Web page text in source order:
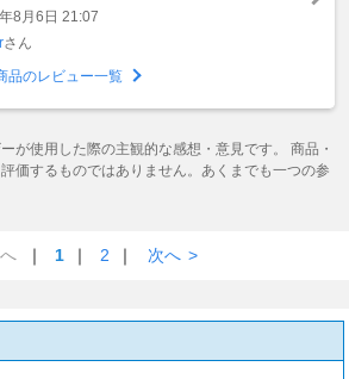
8月6日 21:07
さん
品のレビュー一覧
が使用した際の主観的な感想・意見です。 商品・
価するものではありません。あくまでも一つの参
｜ 1 ｜ 2 ｜ 次へ >